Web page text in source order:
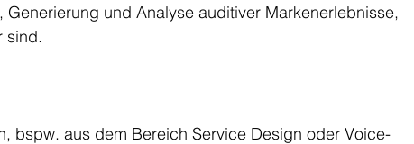
und Analyse auditiver Markenerlebnisse,
sind.
bspw. aus dem Bereich Service Design oder Voice-